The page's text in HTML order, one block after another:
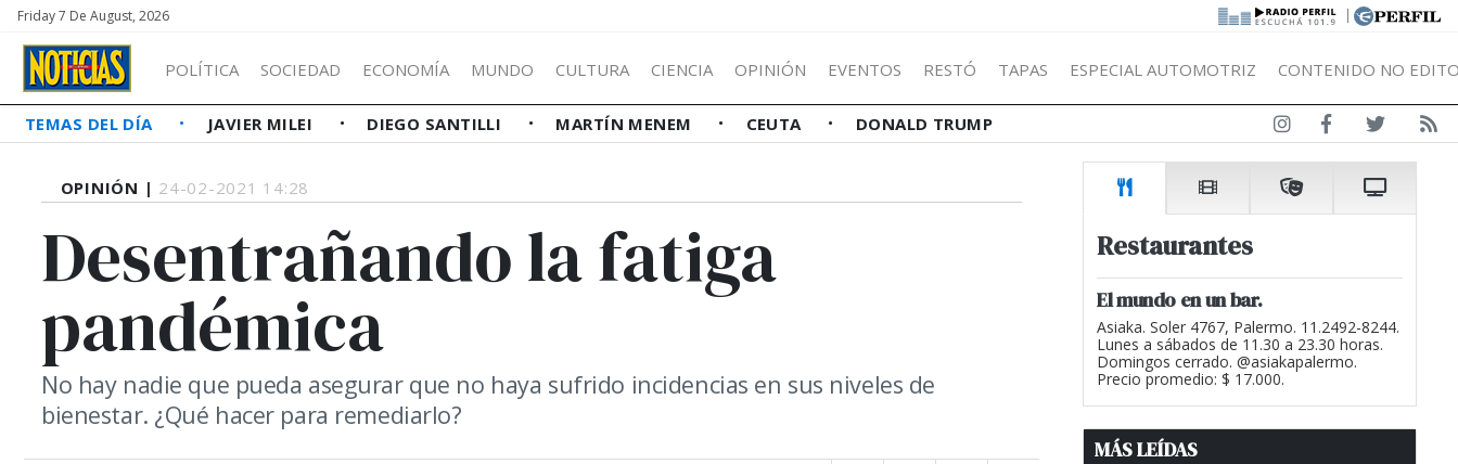
Friday 7 De August, 2026 |
POLÍTICA SOCIEDAD ECONOMÍA MUNDO CULTURA CIENCIA OPINIÓN EVENTOS RESTÓ TAPAS ESPECIAL AUTOMOTRIZ CONTENIDO NO
TEMAS DEL DÍA JAVIER MILEI DIEGO SANTILLI MARTÍN MENEM CEUTA DONALD TRUMP
OPINIÓN | 24-02-2021 14:28
Desentrañando la fatiga
pandémica
No hay nadie que pueda asegurar que no haya sufrido incidencias en sus niveles de
bienestar. ¿Qué hacer para remediarlo?
Restaurantes
El mundo en un bar.
Asiaka. Soler 4767, Palermo. 11.2492-8244.
Lunes a sábados de 11.30 a 23.30 horas.
Domingos cerrado. @asiakapalermo.
Precio promedio: $ 17.000.
MÁS LEÍDAS